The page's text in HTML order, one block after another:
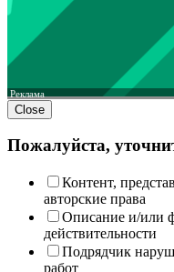
Реклама
Close
Пожалуйста,
Контент,
авторские права
Описание и/или
действительности
Подрядчик
работ